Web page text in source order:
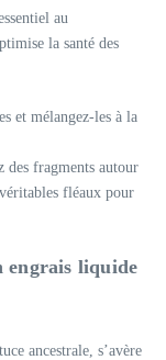
au
la santé des
et mélangez-les à la
des fragments autour
fléaux pour
engrais liquide
ancestrale, s’avère